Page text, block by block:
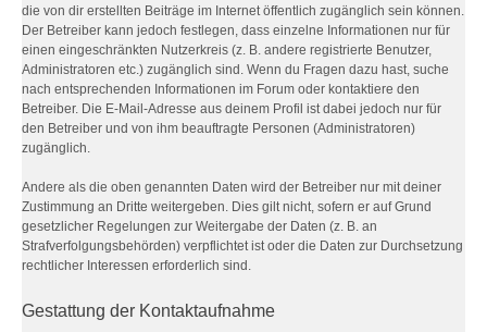
die von dir erstellten Beiträge im Internet öffentlich zugänglich sein können.
Der Betreiber kann jedoch festlegen, dass einzelne Informationen nur für
einen eingeschränkten Nutzerkreis (z. B. andere registrierte Benutzer,
Administratoren etc.) zugänglich sind. Wenn du Fragen dazu hast, suche
nach entsprechenden Informationen im Forum oder kontaktiere den
Betreiber. Die E-Mail-Adresse aus deinem Profil ist dabei jedoch nur für
den Betreiber und von ihm beauftragte Personen (Administratoren)
zugänglich.
Andere als die oben genannten Daten wird der Betreiber nur mit deiner
Zustimmung an Dritte weitergeben. Dies gilt nicht, sofern er auf Grund
gesetzlicher Regelungen zur Weitergabe der Daten (z. B. an
Strafverfolgungsbehörden) verpflichtet ist oder die Daten zur Durchsetzung
rechtlicher Interessen erforderlich sind.
Gestattung der Kontaktaufnahme